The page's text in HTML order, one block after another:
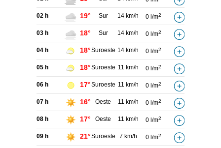
02 h 19° Sur 14 km/h 0 l/m2
03 h 18° Sur 14 km/h 0 l/m2
04 h 18°Suroeste 14 km/h 0 l/m2
05 h 18°Suroeste 11 km/h 0 l/m2
06 h 17°Suroeste 11 km/h 0 l/m2
07 h 16° Oeste 11 km/h 0 l/m2
08 h 17° Oeste 11 km/h 0 l/m2
09 h 21°Suroeste 7 km/h 0 l/m2